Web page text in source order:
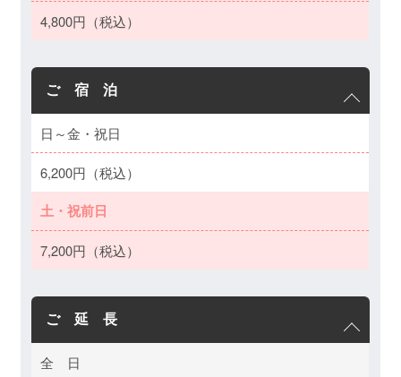
4,800円（税込）
ご 宿 泊
日～金・祝日
6,200円（税込）
土・祝前日
7,200円（税込）
ご 延 長
全 日